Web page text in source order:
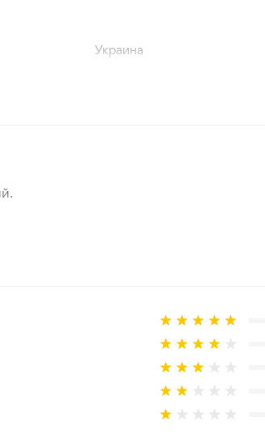
Украина
и реального растения.